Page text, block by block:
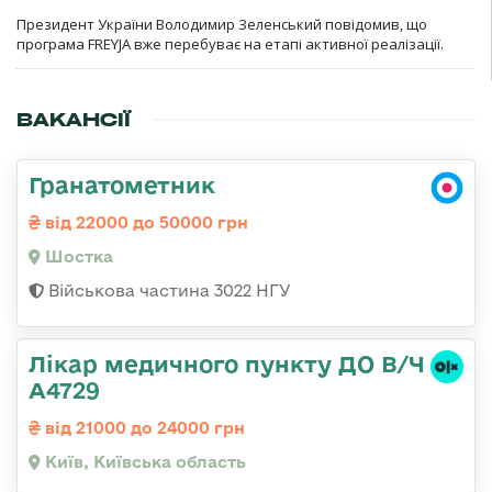
Президент України Володимир Зеленський повідомив, що
програма FREYJA вже перебуває на етапі активної реалізації.
ВАКАНСІЇ
Гранатометник
від 22000 до 50000 грн
Шостка
Військова частина 3022 НГУ
Лікар медичного пункту ДО В/Ч
А4729
від 21000 до 24000 грн
Київ, Київська область